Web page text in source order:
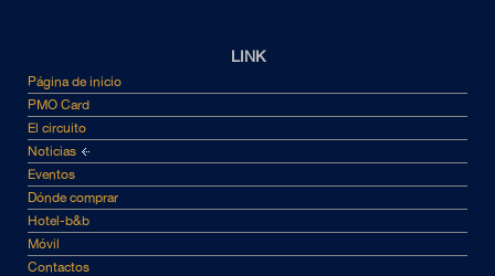
LINK
Página de inicio
PMO Card
El circuito
Noticias
Eventos
Dónde comprar
Hotel-b&b
Móvil
Contactos